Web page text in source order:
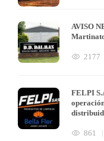
AVISO
2177
FELPI
861